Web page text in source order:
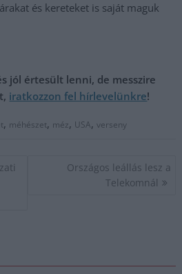
és kereteket is saját maguk
jól értesült lenni, de messzire
iratkozzon fel hírlevelünkre!
, méhészet, méz, USA,verseny
Országos leállás lesz a
Telekomnál